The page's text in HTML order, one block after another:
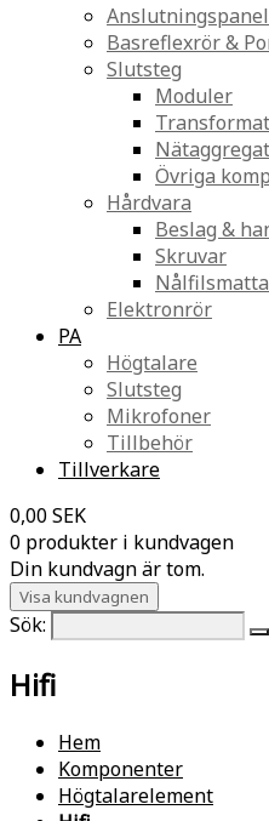
Basreflexrör &
Slutsteg
Moduler
Nätaggregat
Övriga
Hårdvara
Beslag &
Skruvar
Elektronrör
PA
Högtalare
Slutsteg
Mikrofoner
Tillbehör
Tillverkare
0,00 SEK
0 produkter i kundvagen
Din kundvagn är tom.
Visa kundvagnen
Sök:
Hifi
Hem
Komponenter
Högtalarelement